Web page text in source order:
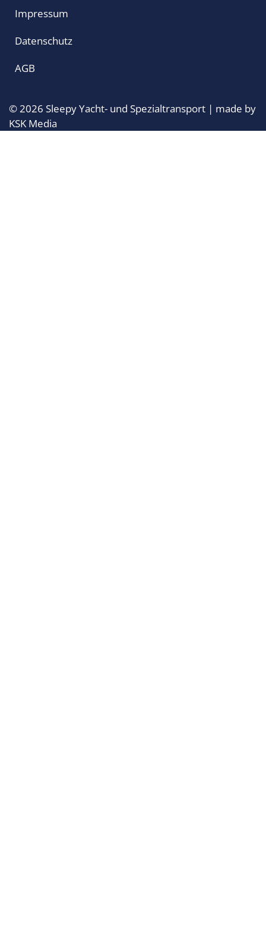
© 2026 Sleepy Yacht- und Spezialtransport | made by
KSK Media
Impressum
Datenschutz
AGB